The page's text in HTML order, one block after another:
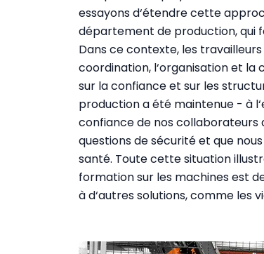
essayons d‘étendre cette
département de production, qui
Dans ce contexte, les
coordination, l‘organisation et la
sur la con­fiance et sur les
production a été maintenue - à
confiance de nos collaborateurs
questions de sécurité et que
santé. Toute cette situation
formation sur les machines est
à d‘autres solutions, comme les